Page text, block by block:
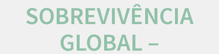
SOBREVIVÊNCIA
GLOBAL –